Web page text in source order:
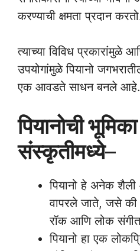
करण्याची क्षमता प्रदान
त्याच्या विविध प्रकारांमुळे
उपयोगांमुळे पियानो
एक आवडते साधन बनले आहे.
पियानोची
संस्कृतीमध्ये–
पियानो हे अनेक
वापरले जाते, जसे
रॉक आणि लोक
पियानो हा एक